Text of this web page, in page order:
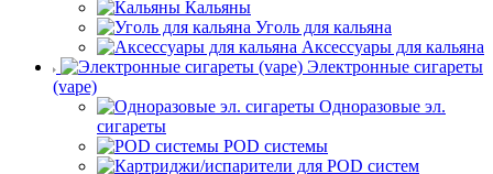
Кальяны
Уголь для кальяна
Аксессуары для кальяна
Электронные сигареты
(vape)
Одноразовые эл.
сигареты
POD системы